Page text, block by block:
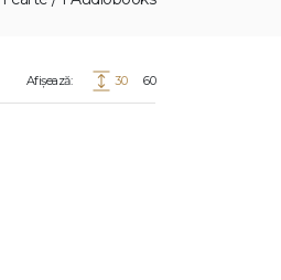
Afișează: 30 60